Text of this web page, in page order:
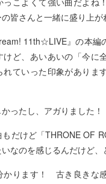
皆さんと一緒に盛り上が
11th☆LIVE』の本編
けど、あいあいの「今に
ていった印象がありま
ったし、アガりました！
だけど「THRONE OF
なのを感じるんだけど、
かります！ 古き良きな